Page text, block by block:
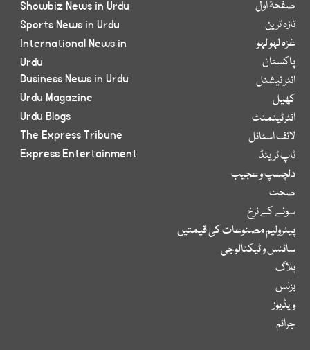
صفحۂ اول
تازہ ترین
غزہ لہو لہو
پاکستان
انٹر نیشنل
کھیل
انٹرٹینمنٹ
لائف اسٹائل
ٹاپ ٹرینڈ
دلچسپ و عجیب
صحت
سونے کے نرخ
پیٹرولیم مصنوعات کی قیمتیں
سائنس و ٹیکنالوجی
بلاگ
بزنس
ویڈیوز
جرائم
Showbiz News in Urdu
Sports News in Urdu
International News in
Urdu
Business News in Urdu
Urdu Magazine
Urdu Blogs
The Express Tribune
Express Entertainment